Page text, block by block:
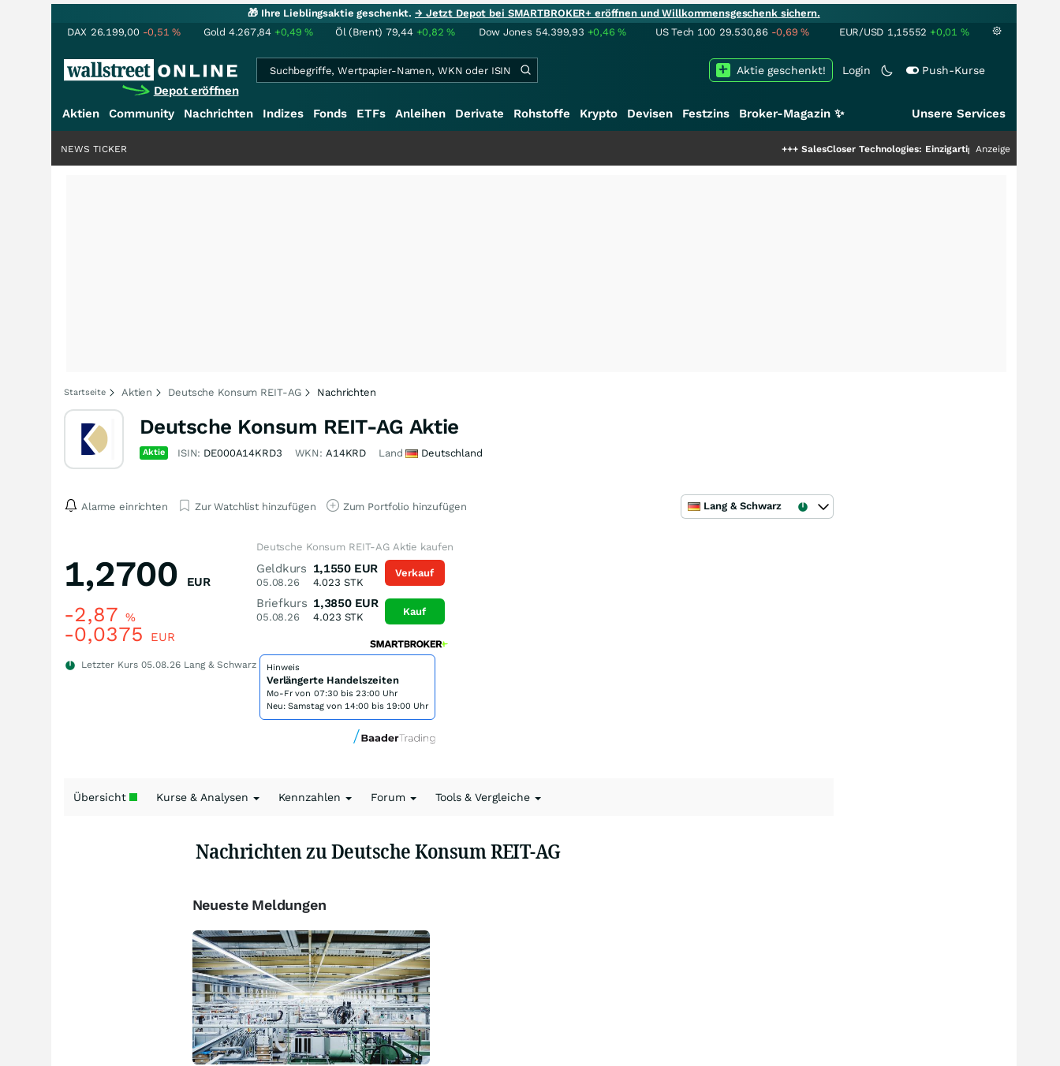
🎁 Ihre Lieblingsaktie geschenkt.→ Jetzt Depot bei SMARTBROKER+ eröffnen und Willkommensgeschenk sichern.
DAX 26.199,00 -0,51% Gold 4.267,84 +0,49% Öl (Brent) 79,44 +0,82% Dow Jones 54.399,93 +0,46% US Tech 100 29.530,86 -0,69% EUR/USD 1,15552 +0,01 %
Depot eröffnen
Login Push-Kurse
Aktie geschenkt!
Aktien Community Nachrichten Indizes Fonds ETFs Anleihen Derivate Rohstoffe Krypto Devisen Festzins Broker-Magazin ✨ Unsere Services
SalesCloser Technologies: Einzigartige Leistung zieht die Top-
Anzeige
NEWS TICKER
Startseite Aktien Deutsche Konsum REIT-AG Nachrichten
Deutsche Konsum REIT-AG Aktie
Aktie ISIN: DE000A14KRD3 WKN: A14KRD Land Deutschland
Alarme einrichten Zur Watchlist hinzufügen Zum Portfolio hinzufügen Lang & Schwarz
1,2700 EUR
-2,87 %
-0,0375 EUR
Letzter Kurs 05.08.26 Lang & Schwarz
Deutsche Konsum REIT-AG Aktie kaufen
Geldkurs
05.08.26
1,1550 EUR
4.023 STK
Briefkurs
05.08.26
1,3850 EUR
4.023 STK
Verkauf
Kauf
Hinweis
Verlängerte Handelszeiten
Mo-Fr von 07:30 bis 23:00 Uhr
Neu: Samstag von 14:00 bis 19:00 Uhr
Übersicht Kurse & Analysen Kennzahlen Forum Tools & Vergleiche
Nachrichten zu Deutsche Konsum REIT-AG
Neueste Meldungen